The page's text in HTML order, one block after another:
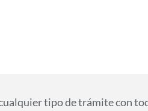
tipo de trámite con